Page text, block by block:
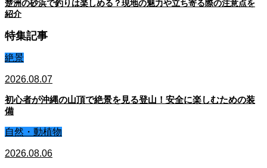
楚洲の砂浜で釣りは楽しめる？現地の魅力や立ち寄る際の注意点を
紹介
特集記事
絶景
2026.08.07
初心者が沖縄の山頂で絶景を見る登山！安全に楽しむための装
備
自然・動植物
2026.08.06